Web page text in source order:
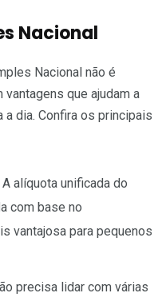
Nacional
Nacional não é
que ajudam a
dia. Confira os principais
A alíquota unificada do
com base no
vantajosa para pequenos
precisa lidar com várias